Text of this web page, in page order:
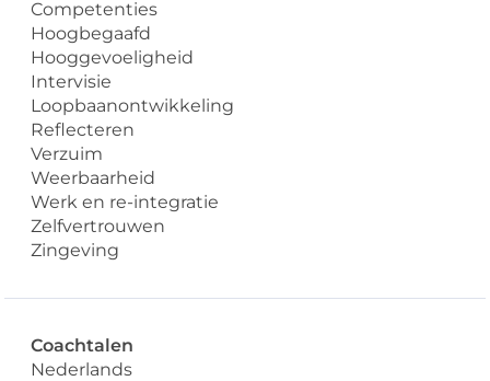
Competenties
Hoogbegaafd
Hooggevoeligheid
Intervisie
Loopbaanontwikkeling
Reflecteren
Verzuim
Weerbaarheid
Werk en re-integratie
Zelfvertrouwen
Zingeving
Coachtalen
Nederlands